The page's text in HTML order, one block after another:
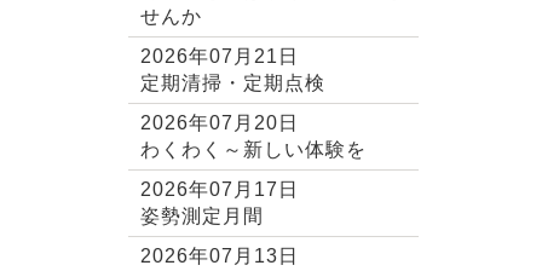
せんか
2026年07月21日
定期清掃・定期点検
2026年07月20日
わくわく～新しい体験を
2026年07月17日
姿勢測定月間
2026年07月13日